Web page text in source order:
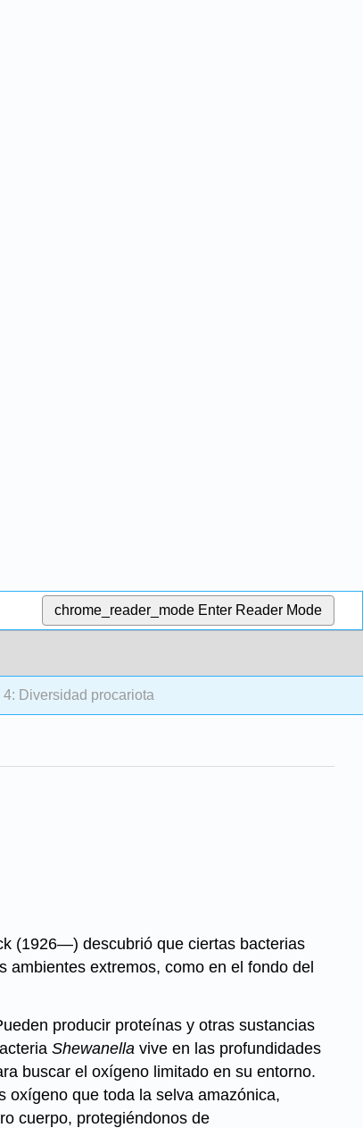
chrome_reader_mode Enter Reader Mode
4: Diversidad procariota
(1926—) descubrió que ciertas bacterias
extremos, como en el fondo del
producir proteínas y otras sustancias
Shewanella vive en las profundidades
buscar el oxígeno limitado en su entorno.
oxígeno que toda la selva amazónica,
cuerpo, protegiéndonos de